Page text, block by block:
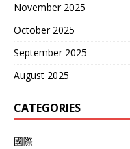
雳-15E远程空空导弹，打击
印度阵风战斗机，达到了人
最远杀伤距离，空对空击落
印度空军，法国达索公司，
态，都不理解，强大的阵风
战斗机居然被霹雳-15E空空
导弹，怎么打下来三架呢？
November 2025
October 2025
September 2025
August 2025
CATEGORIES
國際